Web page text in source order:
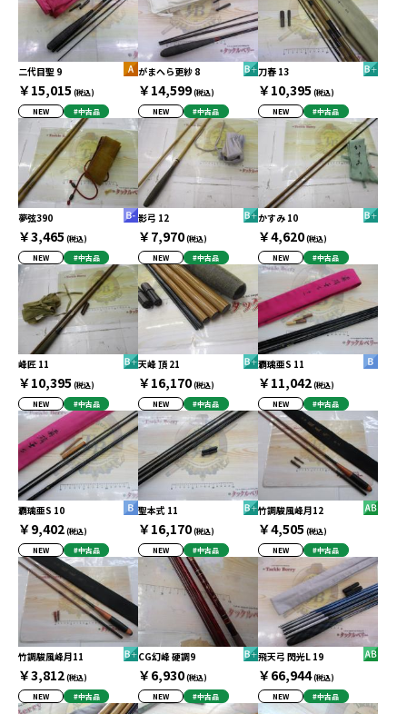
二代目聖 9
￥15,015 (税込)
NEW
#中古品
がまへら更紗 8
￥14,599(税込)
NEW
#中古品
刀春 13
￥10,395 (税込)
NEW
#中古品
夢弦390
￥3,465 (税込)
NEW
#中古品
影弓 12
￥7,970(税込)
NEW
#中古品
かすみ 10
￥4,620(税込)
NEW
#中古品
峰匠 11
￥10,395 (税込)
NEW
#中古品
天峰 頂 21
￥16,170(税込)
NEW
#中古品
覇璃亜S 11
￥11,042(税込)
NEW
#中古品
覇璃亜S 10
￥9,402(税込)
NEW
#中古品
聖本式 11
￥16,170(税込)
NEW
#中古品
竹調駿風峰月12
￥4,505 (税込)
NEW
#中古品
竹調駿風峰月11
￥3,812(税込)
NEW
#中古品
CG幻峰 硬調9
￥6,930(税込)
NEW
#中古品
飛天弓 閃光L 19
￥66,944(税込)
NEW
#中古品